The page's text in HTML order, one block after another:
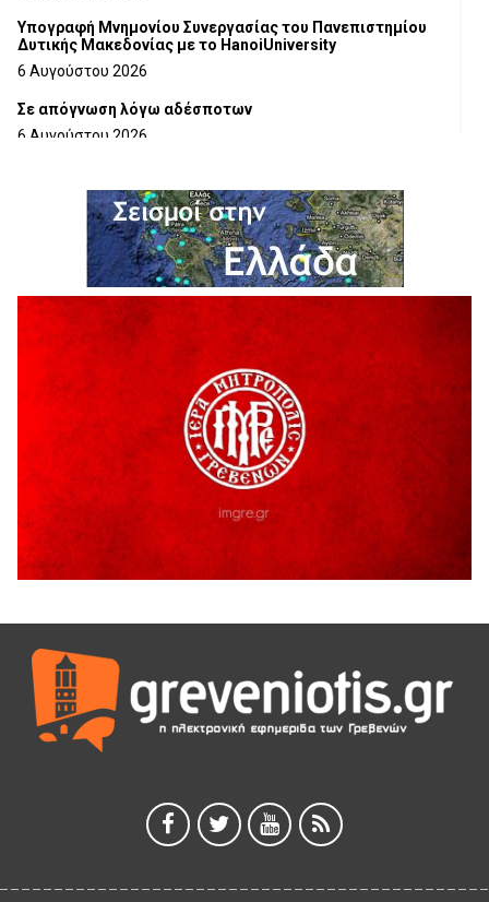
Υπογραφή Μνημονίου Συνεργασίας του Πανεπιστημίου
Δυτικής Μακεδονίας με το HanoiUniversity
6 Αυγούστου 2026
Σε απόγνωση λόγω αδέσποτων
6 Αυγούστου 2026
6 Αυγούστου 2026
Ολοκληρώνεται η ασφαλτόστρωση της οδού Περιβόλι –
6 Αυγούστου 2026
H παραδοχή λαθών είναι (και) δύναμη
5 Αυγούστου 2026
Ο ΑΝΔΡΕΑΣ ΑΣΛΑΝΙΔΗΣ ΣΥΝΕΧΙΖΕΙ ΣΤΟΝ ΠΡΩΤΕΑ
ΓΡΕΒΕΝΩΝ
5 Αυγούστου 2026
Ευχαριστήριο Εκπολιτιστικού Συλλόγου Ταξιάρχη προς κ.
Παρασχάκη Αθανάσιο
5 Αυγούστου 2026
Διακοπή υδροδότησης του Α΄ κλάδου ύδρευσης
5 Αυγούστου 2026
Θερινό Σινεμά στο πλαίσιο του «Πολιτιστικού
Καλοκαιριού 2026» με την βραβευμένη ταινία «Μικρές
Ανάσες».
5 Αυγούστου 2026
5 Αυγούστου 2026